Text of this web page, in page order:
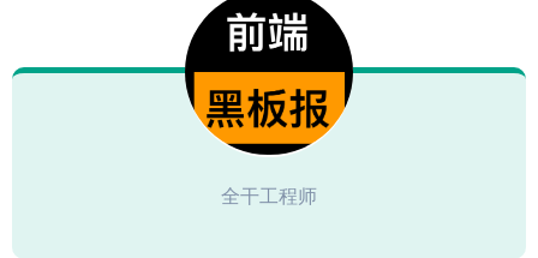
全干工程师